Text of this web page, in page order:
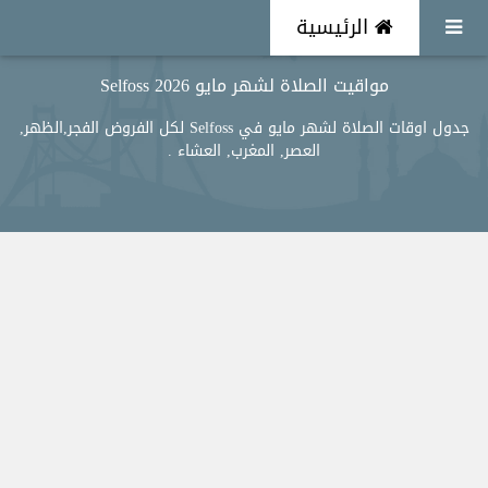
الرئيسية
مواقيت الصلاة لشهر مايو 2026 Selfoss
جدول اوقات الصلاة لشهر مايو في Selfoss لكل الفروض الفجر,الظهر,
العصر, المغرب, العشاء .